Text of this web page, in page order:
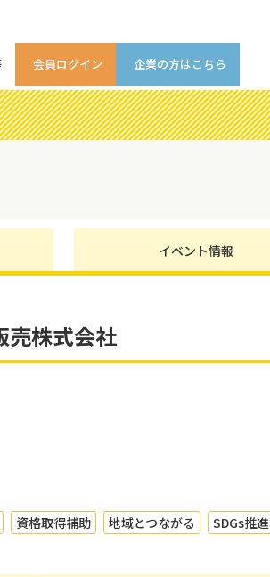
会員ログイン 企業の方はこちら
イベント情報
売株式会社
資格取得補助 地域とつながる SDGs推進